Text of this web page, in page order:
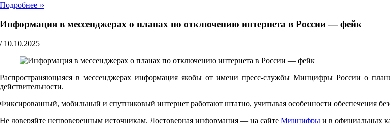
Подробнее ››
Информация в мессенджерах о планах по отключению интернета в России — фейк
/ 10.10.2025
Распространяющаяся в мессенджерах информация якобы от имени пресс-службы Минцифры России о
действительности.
Фиксированный, мобильный и спутниковый интернет работают штатно, учитывая особенности обеспечения
Не доверяйте непроверенным источникам. Достоверная информация — на сайте Минцифры и в официальных